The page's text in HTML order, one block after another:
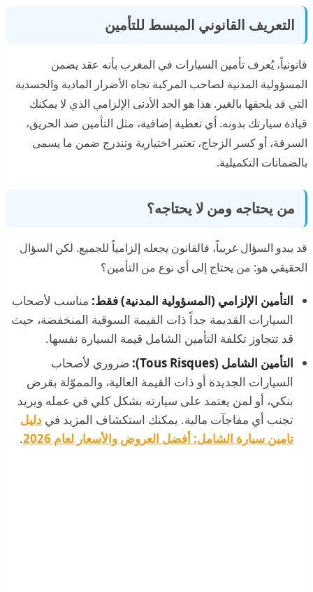
التعريف القانوني المبسط للتأمين
قانونياً، يُعرف تأمين السيارات في المغرب بأنه عقد يضمن
المسؤولية المدنية لصاحب المركبة تجاه الأضرار المادية والجسدية
التي قد يلحقها بالغير. هذا هو الحد الأدنى الإلزامي الذي لا يمكنك
قيادة سيارتك بدونه. أي تغطية إضافية، مثل التأمين ضد الحريق،
السرقة، أو كسر الزجاج، تعتبر اختيارية وتندرج ضمن ما يسمى
بالضمانات التكميلية.
من يحتاجه ومن لا يحتاجه؟
قد يبدو السؤال غريباً، فالقانون يجعله إلزامياً للجميع. لكن السؤال
الحقيقي هو: من يحتاج إلى أي نوع من التأمين؟
التأمين الإلزامي (المسؤولية المدنية) فقط: مناسب لأصحاب
السيارات القديمة جداً ذات القيمة السوقية المنخفضة، حيث
قد تتجاوز تكلفة التأمين الشامل قيمة السيارة نفسها.
التأمين الشامل (Tous Risques):
ضروري لأصحاب
السيارات الجديدة أو ذات القيمة العالية، والمموّلة بقرض
بنكي، أو لمن يعتمد على سيارته بشكل كلي في عمله ويريد
تجنب أي مفاجآت مالية. يمكنك استكشاف المزيد في دليل
تامين سيارة الشامل: أفضل العروض والأسعار لعام 2026
.